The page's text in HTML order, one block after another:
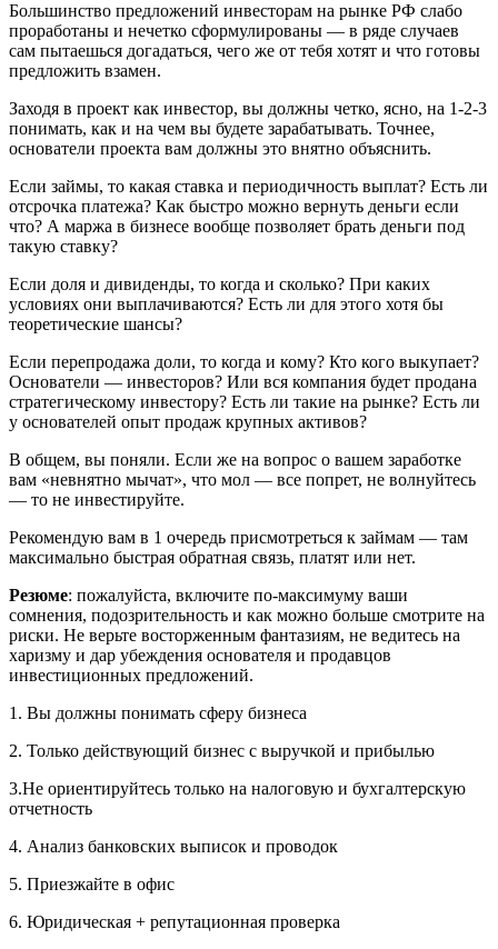
Большинство предложений инвесторам на рынке РФ слабо
проработаны и нечетко сформулированы — в ряде случаев
сам пытаешься догадаться, чего же от тебя хотят и что готовы
предложить взамен.
Заходя в проект как инвестор, вы должны четко, ясно, на 1-2-3
понимать, как и на чем вы будете зарабатывать. Точнее,
основатели проекта вам должны это внятно объяснить.
Если займы, то какая ставка и периодичность выплат? Есть ли
отсрочка платежа? Как быстро можно вернуть деньги если
что? А маржа в бизнесе вообще позволяет брать деньги под
такую ставку?
Если доля и дивиденды, то когда и сколько? При каких
условиях они выплачиваются? Есть ли для этого хотя бы
теоретические шансы?
Если перепродажа доли, то когда и кому? Кто кого выкупает?
Основатели — инвесторов? Или вся компания будет продана
стратегическому инвестору? Есть ли такие на рынке? Есть ли
у основателей опыт продаж крупных активов?
В общем, вы поняли. Если же на вопрос о вашем заработке
вам «невнятно мычат», что мол — все попрет, не волнуйтесь
— то не инвестируйте.
Рекомендую вам в 1 очередь присмотреться к займам — там
максимально быстрая обратная связь, платят или нет.
Резюме: пожалуйста, включите по-максимуму ваши
сомнения, подозрительность и как можно больше смотрите на
риски. Не верьте восторженным фантазиям, не ведитесь на
харизму и дар убеждения основателя и продавцов
инвестиционных предложений.
1. Вы должны понимать сферу бизнеса
2. Только действующий бизнес с выручкой и прибылью
3.Не ориентируйтесь только на налоговую и бухгалтерскую
отчетность
4. Анализ банковских выписок и проводок
5. Приезжайте в офис
6. Юридическая + репутационная проверка